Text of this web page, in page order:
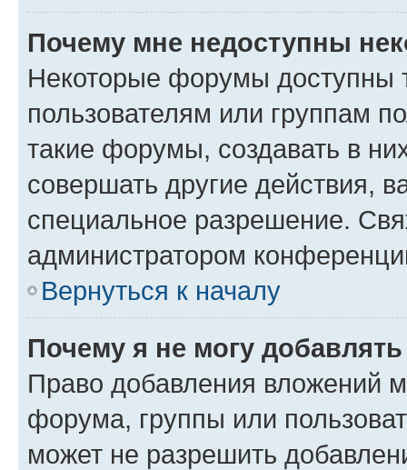
Почему мне недоступны
Некоторые форумы доступны
пользователям или группам
такие форумы, создавать в
совершать другие действия,
специальное разрешение.
администратором
Вернуться к началу
Почему я не могу
Право добавления вложений
форума, группы или
может не разрешить